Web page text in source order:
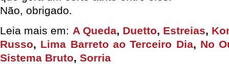
Não, obrigado.
Leia mais em: A Queda, Duetto, Estreias,
Russo, Lima Barreto ao Terceiro Dia, No
Sistema Bruto, Sorria